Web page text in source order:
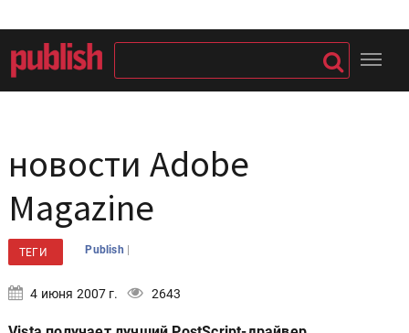
новости Adobe
Magazine
Vista получает лучший PostScript-драйвер